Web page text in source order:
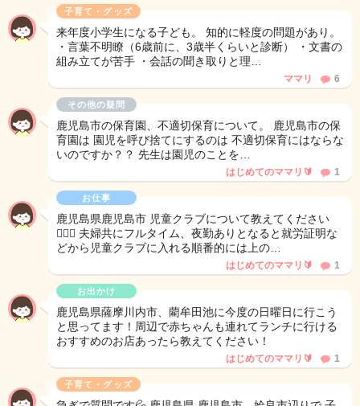
子育て・グッズ
来年度小学生になる子ども。 知的に軽度の問題があり。
・言葉不明瞭（6歳前に、3歳半くらいと診断） ・文書の
組み立てが苦手 ・会話の聞き取りと理…
ママリ 6
その他の疑問
鹿児島市の保育園、不適切保育について。 鹿児島市の保
育園は 園児を呼び捨てにするのは 不適切保育にはならな
いのですか？？ 先生は園児のことを…
はじめてのママリ🔰 1
お仕事
鹿児島県鹿児島市 児童クラブについて教えてください
🙇🏼‍♀️ 夫婦共にフルタイム、夜勤ありとなると就労証明な
どから児童クラブに入れる順番的には上の…
はじめてのママリ🔰 1
お出かけ
鹿児島県薩摩川内市、藺牟田池に今度の日曜日に行こう
と思ってます！周辺で赤ちゃんも連れてランチに行ける
おすすめのお店あったら教えてください！
はじめてのママリ🔰 1
子育て・グッズ